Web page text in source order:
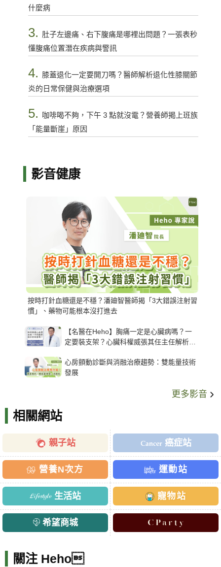
什麼病
3. 肚子左邊痛、右下腹痛是哪裡出問題？一張表秒
懂腹痛位置潛在疾病與警訊
4. 膝蓋退化一定要開刀嗎？醫師解析退化性膝關節
炎的日常保健與治療選項
5.
咖啡喝不夠，下午 3 點就沒電？營養師揭上班族
「能量斷崖」原因
影音健康
按時打針血糖還是不穩？潘廸智醫師揭「3大錯誤注射習
慣」、藥物可能根本沒打進去
【名醫在Heho】胸痛一定是心臟病嗎？一
定要裝支架？心臟科權威張其任主任解析支
心房顫動診斷與消融治療趨勢：雙能量技術
發展
更多影音
相關網站
親子站 癌症站
營養N次方 運動站
生活站 寵物站
希望商城
關注 Heho